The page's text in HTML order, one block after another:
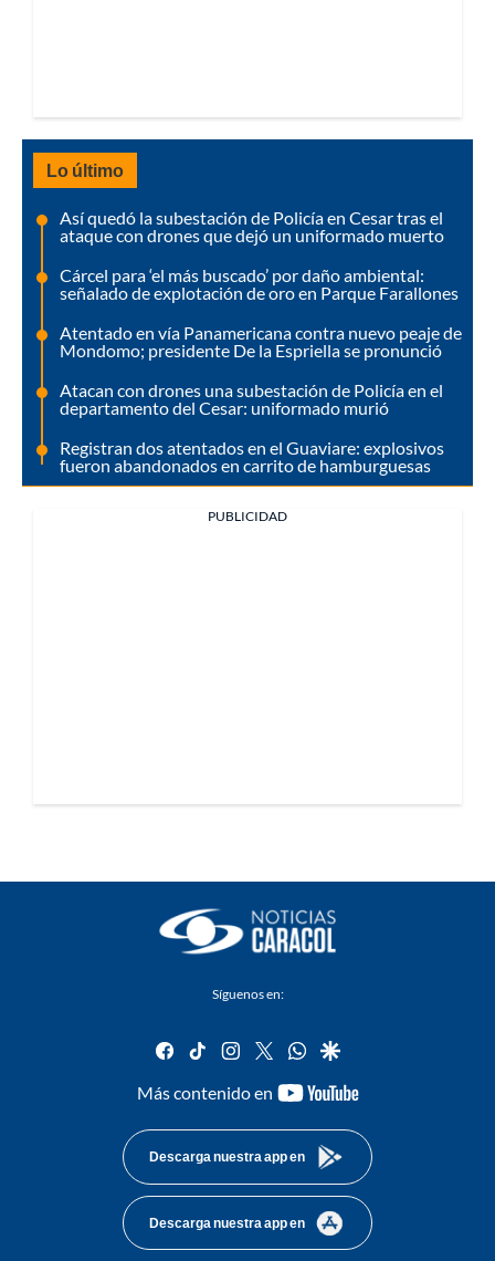
Lo último
Así quedó la subestación de Policía en Cesar tras el
ataque con drones que dejó un uniformado muerto
Cárcel para ‘el más buscado’ por daño ambiental:
señalado de explotación de oro en Parque Farallones
Atentado en vía Panamericana contra nuevo peaje de
Mondomo; presidente De la Espriella se pronunció
Atacan con drones una subestación de Policía en el
departamento del Cesar: uniformado murió
Registran dos atentados en el Guaviare: explosivos
fueron abandonados en carrito de hamburguesas
PUBLICIDAD
Síguenos en:
facebook
tiktok instagram
twitterwhatsapp
google
Más contenido en
youtube-
Descarga nuestra app en
Descarga nuestra app en